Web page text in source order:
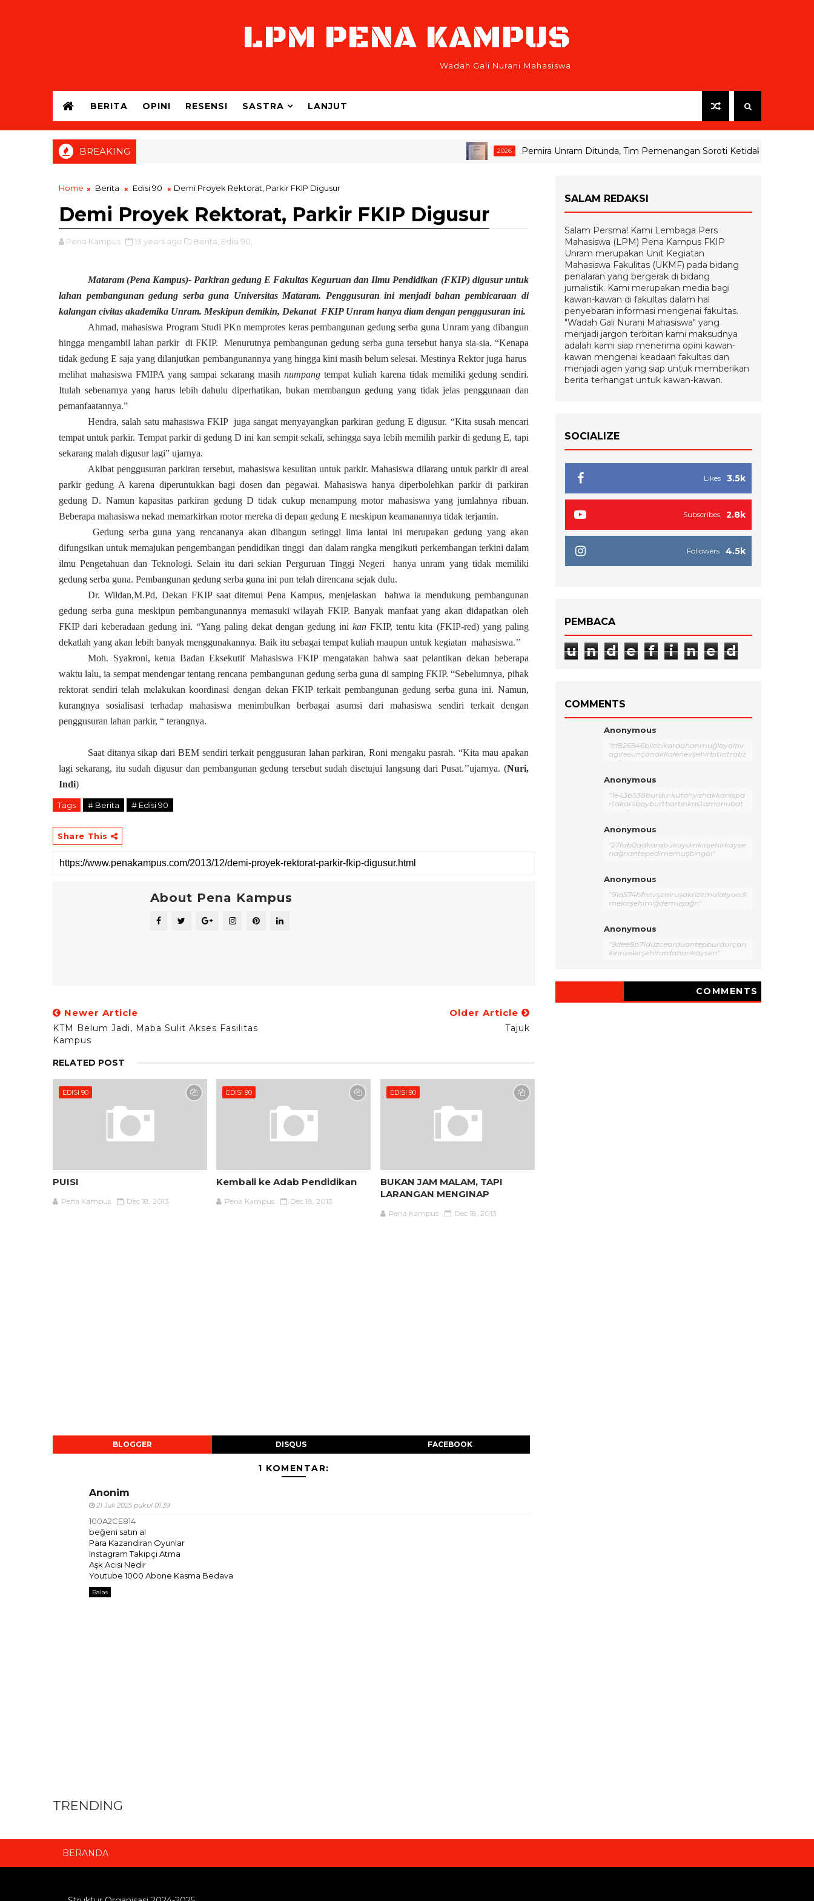
LPM PENA KAMPUS
Wadah Gali Nurani Mahasiswa
BERITA OPINI RESENSI SASTRA LANJUT
BREAKING 2026 Pemira Unram Ditunda, Tim Pemenangan Soroti Ketidaksiapan KPRM
Home Berita Edisi 90 Demi Proyek Rektorat, Parkir FKIP Digusur
Demi Proyek Rektorat, Parkir FKIP Digusur
Pena Kampus 13 years ago Berita, Edisi 90,
Mataram (Pena Kampus)- Parkiran gedung E Fakultas Keguruan dan Ilmu Pendidikan (FKIP) digusur untuk
lahan pembangunan gedung serba guna Universitas Mataram. Penggusuran ini menjadi bahan pembicaraan di
kalangan civitas akademika Unram. Meskipun demikin, Dekanat FKIP Unram hanya diam dengan penggusuran ini.
Ahmad, mahasiswa Program Studi PKn memprotes keras pembangunan gedung serba guna Unram yang dibangun
hingga mengambil lahan parkir di FKIP. Menurutnya pembangunan gedung serba guna tersebut hanya sia-sia. “Kenapa
tidak gedung E saja yang dilanjutkan pembangunannya yang hingga kini masih belum selesai. Mestinya Rektor juga harus
melihat mahasiswa FMIPA yang sampai sekarang masih numpangtempat kuliah karena tidak memiliki gedung sendiri.
Itulah sebenarnya yang harus lebih dahulu diperhatikan, bukan membangun gedung yang tidak jelas penggunaan dan
pemanfaatannya.”
Hendra, salah satu mahasiswa FKIP juga sangat menyayangkan parkiran gedung E digusur. “Kita susah mencari
tempat untuk parkir. Tempat parkir di gedung D ini kan sempit sekali, sehingga saya lebih memilih parkir di gedung E, tapi
sekarang malah digusur lagi” ujarnya.
Akibat penggusuran parkiran tersebut, mahasiswa kesulitan untuk parkir. Mahasiswa dilarang untuk parkir di areal
parkir gedung A karena diperuntukkan bagi dosen dan pegawai. Mahasiswa hanya diperbolehkan parkir di parkiran
gedung D. Namun kapasitas parkiran gedung D tidak cukup menampung motor mahasiswa yang jumlahnya ribuan.
Beberapa mahasiswa nekad memarkirkan motor mereka di depan gedung E meskipun keamanannya tidak terjamin.
Gedung serba guna yang rencananya akan dibangun setinggi lima lantai ini merupakan gedung yang akan
difungsikan untuk memajukan pengembangan pendidikan tinggi dan dalam rangka mengikuti perkembangan terkini dalam
ilmu Pengetahuan dan Teknologi. Selain itu dari sekian Perguruan Tinggi Negeri hanya unram yang tidak memiliki
gedung serba guna. Pembangunan gedung serba guna ini pun telah direncana sejak dulu.
Dr. Wildan,M.Pd, Dekan FKIP saat ditemui Pena Kampus, menjelaskan bahwa ia mendukung pembangunan
gedung serba guna meskipun pembangunannya memasuki wilayah FKIP. Banyak manfaat yang akan didapatkan oleh
FKIP dari keberadaan gedung ini. “Yang paling dekat dengan gedung inikan FKIP, tentu kita (FKIP-red) yang paling
dekatlah yang akan lebih banyak menggunakannya. Baik itu sebagai tempat kuliah maupun untuk kegiatan mahasiswa.’’
Moh. Syakroni, ketua Badan Eksekutif Mahasiswa FKIP mengatakan bahwa saat pelantikan dekan beberapa
waktu lalu, ia sempat mendengar tentang rencana pembangunan gedung serba guna di samping FKIP. “Sebelumnya, pihak
rektorat sendiri telah melakukan koordinasi dengan dekan FKIP terkait pembangunan gedung serba guna ini. Namun,
kurangnya sosialisasi terhadap mahasiswa menimbulkan berbagai asumsi dari mahasiswa sendiri terkait dengan
penggusuran lahan parkir, “ terangnya.
Saat ditanya sikap dari BEM sendiri terkait penggusuran lahan parkiran, Roni mengaku pasrah. “Kita mau apakan
lagi sekarang, itu sudah digusur dan pembangunan gedung tersebut sudah disetujui langsung dari Pusat.’’ujarnya. (Nuri,
Indi)
Tags # Berita # Edisi 90
Share This
About Pena Kampus
Newer Article
KTM Belum Jadi, Maba Sulit Akses Fasilitas
Kampus
Older Article
Tajuk
RELATED POST
EDISI 90
PUISI
Pena Kampus Dec 18, 2013
EDISI 90
Kembali ke Adab Pendidikan
Pena Kampus Dec 18, 2013
EDISI 90
BUKAN JAM MALAM, TAPI
LARANGAN MENGINAP
Pena Kampus Dec 18, 2013
BLOGGER DISQUS FACEBOOK
1 KOMENTAR:
Anonim
21 Juli 2025 pukul 01.39
100A2CE814
beğeni satın al
Para Kazandıran Oyunlar
Instagram Takipçi Atma
Aşk Acısı Nedir
Youtube 1000 Abone Kasma Bedava
Balas
TRENDING
SALAM REDAKSI
Salam Persma! Kami Lembaga Pers
Mahasiswa (LPM) Pena Kampus FKIP
Unram merupakan Unit Kegiatan
Mahasiswa Fakulitas (UKMF) pada bidang
penalaran yang bergerak di bidang
jurnalistik. Kami merupakan media bagi
kawan-kawan di fakultas dalam hal
penyebaran informasi mengenai fakultas.
"Wadah Gali Nurani Mahasiswa" yang
menjadi jargon terbitan kami maksudnya
adalah kami siap menerima opini kawan-
kawan mengenai keadaan fakultas dan
menjadi agen yang siap untuk memberikan
berita terhangat untuk kawan-kawan.
SOCIALIZE
3.5k
Likes
2.8k
Subscribes
4.5k
Followers
PEMBACA
u n d e f i n e d
COMMENTS
Anonymous
"ef826946bilecikardahanmuğlayalov
agiresunçanakkalenevşehirbitlistrabz
on"
Anonymous
"1e43b538burdurkütahyahakkariispa
rtakarsbayburtbartınkastamonubat
man"
Anonymous
"27fab0adkarabükaydınkırşehirkayse
riağrıantepedirnemuşbingöl"
Anonymous
"91d574bfnevşehiruşakrizemalatyaedi
rnekırşehirniğdemuşağrı"
Anonymous
"9dee8b71düzceorduantepburdurçan
kırırizekırşehirardahankayseri"
COMMENTS
BERANDA